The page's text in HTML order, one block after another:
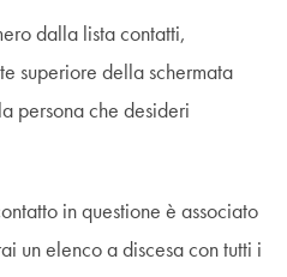
dalla lista contatti,
superiore della schermata
persona che desideri
in questione è associato
un elenco a discesa con tutti i